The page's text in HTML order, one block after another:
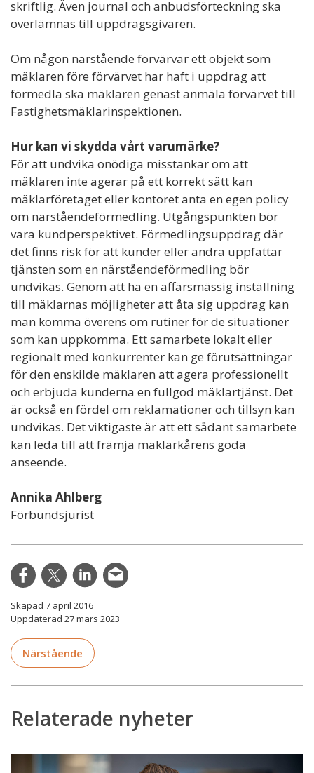
skriftlig. Även journal och anbudsförteckning ska
överlämnas till uppdragsgivaren.
Om någon närstående förvärvar ett objekt som
mäklaren före förvärvet har haft i uppdrag att
förmedla ska mäklaren genast anmäla förvärvet till
Fastighetsmäklarinspektionen.
Hur kan vi skydda vårt varumärke?
För att undvika onödiga misstankar om att
mäklaren inte agerar på ett korrekt sätt kan
mäklarföretaget eller kontoret anta en egen policy
om närståendeförmedling. Utgångspunkten bör
vara kundperspektivet. Förmedlingsuppdrag där
det finns risk för att kunder eller andra uppfattar
tjänsten som en närståendeförmedling bör
undvikas. Genom att ha en affärsmässig inställning
till mäklarnas möjligheter att åta sig uppdrag kan
man komma överens om rutiner för de situationer
som kan uppkomma. Ett samarbete lokalt eller
regionalt med konkurrenter kan ge förutsättningar
för den enskilde mäklaren att agera professionellt
och erbjuda kunderna en fullgod mäklartjänst. Det
är också en fördel om reklamationer och tillsyn kan
undvikas. Det viktigaste är att ett sådant samarbete
kan leda till att främja mäklarkårens goda
anseende.
Annika Ahlberg
Förbundsjurist
Skapad 7 april 2016
Uppdaterad 27 mars 2023
Närstående
Relaterade nyheter
Närstående